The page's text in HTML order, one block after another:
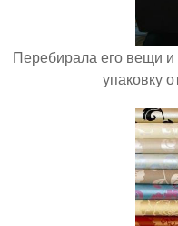
Перебирала его вещи и
упаковку